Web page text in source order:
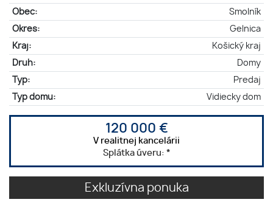
Obec:
Smolník
Okres:
Gelnica
Kraj:
Košický kraj
Druh:
Domy
Typ:
Predaj
Typ domu:
Vidiecky dom
120 000 €
V realitnej kancelárii
Splátka úveru: *
Exkluzívna ponuka